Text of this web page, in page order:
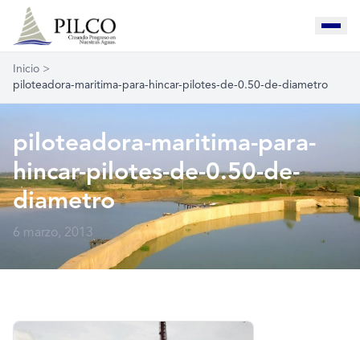
Inicio >
piloteadora-maritima-para-hincar-pilotes-de-0.50-de-diametro
piloteadora-maritima-para-
hincar-pilotes-de-0.50-de-
diametro
6 marzo, 2013